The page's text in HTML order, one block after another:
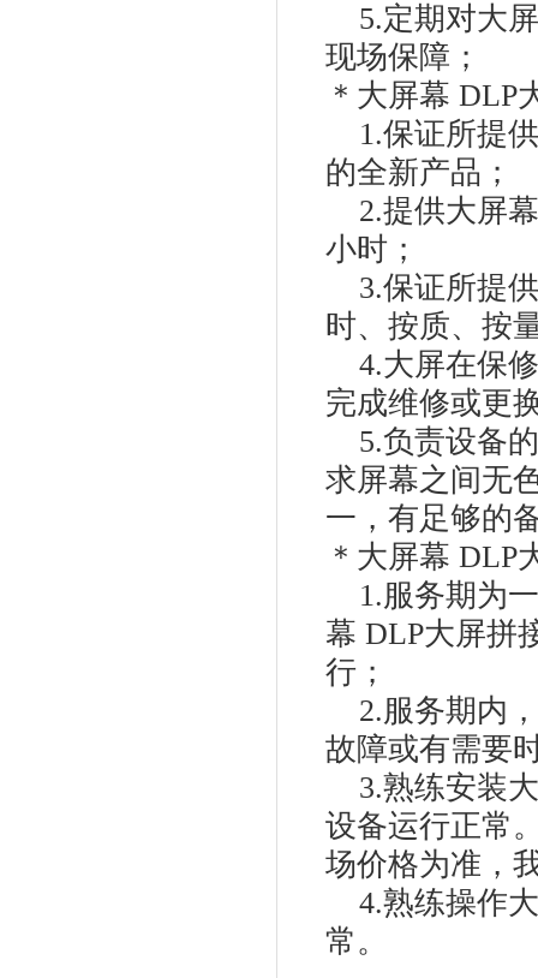
5.定期对大
现场保障；
＊大屏幕
1.保证所提
的全新产品；
2.提供大屏幕
小时；
3.保证所提
时、按质、按
4.大屏在保
完成维修或更
5.负责设备
求屏幕之间无
一，有足够的
＊大屏幕
1.服务期为
幕 DLP大屏拼
行；
2.服务期内
故障或有需要
3.熟练安装
设备运行正常
场价格为准，
4.熟练操作
常。